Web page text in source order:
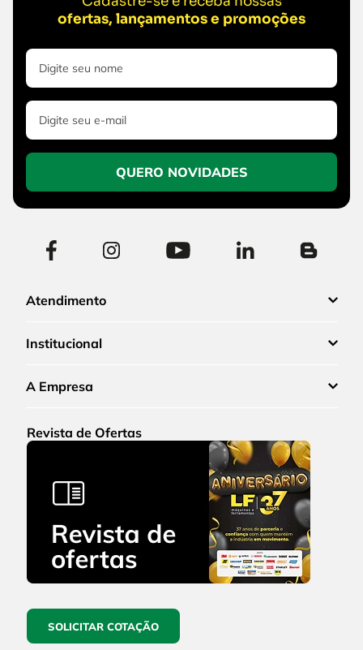
ofertas, lançamentos e promoções
QUERO NOVIDADES
Atendimento
Institucional
A Empresa
Revista de Ofertas
SOLICITAR COTAÇÃO